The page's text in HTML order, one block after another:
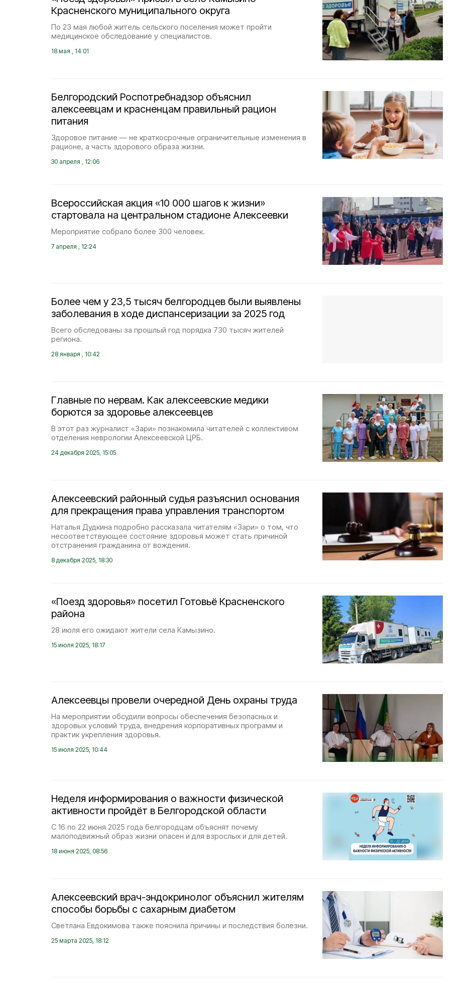
Красненского муниципального округа
По 23 мая любой житель сельского поселения может пройти
медицинское обследование у специалистов.
18 мая , 14:01
Белгородский Роспотребнадзор объяснил
алексеевцам и красненцам правильный рацион
питания
Здоровое питание — не краткосрочные ограничительные изменения в
рационе, а часть здорового образа жизни.
30 апреля , 12:06
Всероссийская акция «10 000 шагов к жизни»
стартовала на центральном стадионе Алексеевки
Мероприятие собрало более 300 человек.
7 апреля , 12:24
Более чем у 23,5 тысяч белгородцев были выявлены
заболевания в ходе диспансеризации за 2025 год
Всего обследованы за прошлый год порядка 730 тысяч жителей
региона.
28 января , 10:42
Главные по нервам. Как алексеевские медики
борются за здоровье алексеевцев
В этот раз журналист «Зари» познакомила читателей с коллективом
отделения неврологии Алексеевской ЦРБ.
24 декабря 2025, 15:05
Алексеевский районный судья разъяснил основания
для прекращения права управления транспортом
Наталья Дудкина подробно рассказала читателям «Зари» о том, что
несоответствующее состояние здоровья может стать причиной
отстранения гражданина от вождения.
8 декабря 2025, 18:30
«Поезд здоровья» посетил Готовьё Красненского
района
28 июля его ожидают жители села Камызино.
15 июля 2025, 18:17
Алексеевцы провели очередной День охраны труда
На мероприятии обсудили вопросы обеспечения безопасных и
здоровых условий труда, внедрения корпоративных программ и
практик укрепления здоровья.
15 июля 2025, 10:44
Неделя информирования о важности физической
активности пройдёт в Белгородской области
С 16 по 22 июня 2025 года белгородцам объяснят почему
малоподвижный образ жизни опасен и для взрослых и для детей.
18 июня 2025, 08:56
Алексеевский врач-эндокринолог объяснил жителям
способы борьбы с сахарным диабетом
Светлана Евдокимова также пояснила причины и последствия болезни.
25 марта 2025, 18:12